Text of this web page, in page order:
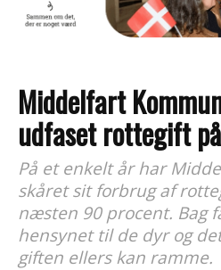
Middelfart
udfaset rottegift
På et enkelt år har
skåret sit forbrug af
næsten 90 procent. Bag
hensynet til de dyr og
giften ellers kan ramme.